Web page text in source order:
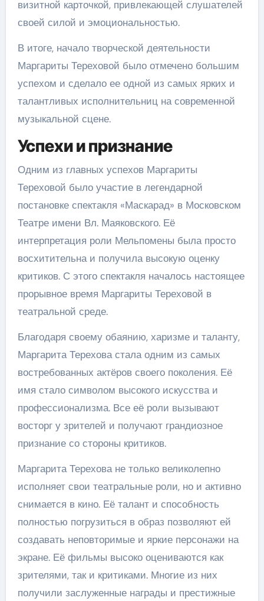
визитной карточкой, привлекающей слушателей
своей силой и эмоциональностью.
В итоге, начало творческой деятельности
Маргариты Тереховой было отмечено большим
успехом и сделало ее одной из самых ярких и
талантливых исполнительниц на современной
музыкальной сцене.
Успехи и признание
Одним из главных успехов Маргариты
Тереховой было участие в легендарной
постановке спектакля «Маскарад» в Московском
Театре имени Вл. Маяковского. Её
интерпретация роли Мельпомены была просто
восхитительна и получила высокую оценку
критиков. С этого спектакля началось настоящее
прорывное время Маргариты Тереховой в
театральной среде.
Благодаря своему обаянию, харизме и таланту,
Маргарита Терехова стала одним из самых
востребованных актёров своего поколения. Её
имя стало символом высокого искусства и
профессионализма. Все её роли вызывают
восторг у зрителей и получают грандиозное
признание со стороны критиков.
Маргарита Терехова не только великолепно
исполняет свои театральные роли, но и активно
снимается в кино. Её талант и способность
полностью погрузиться в образ позволяют ей
создавать неповторимые и яркие персонажи на
экране. Её фильмы высоко оцениваются как
зрителями, так и критиками. Многие из них
получили заслуженные награды и престижные